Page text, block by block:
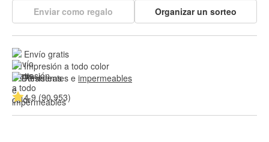
Enviar como regalo Organizar un sorteo
Envío gratis
Impresión a todo color
Resistentes e impermeables
4.9 (90.953)